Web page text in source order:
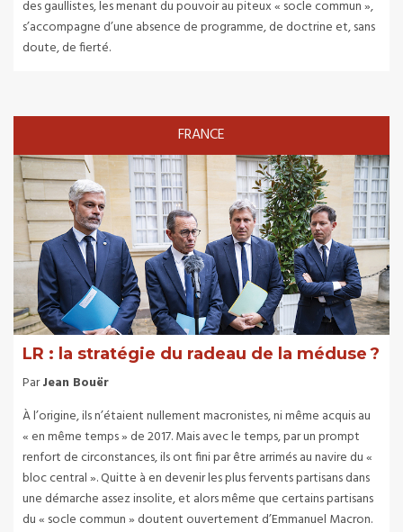
des gaullistes, les menant du pouvoir au piteux « socle commun »,
s’accompagne d’une absence de programme, de doctrine et, sans
doute, de fierté.
FRANCE
LR : la stratégie du radeau de la méduse ?
ParJean Bouër
À l’origine, ils n’étaient nullement macronistes, ni même acquis au
« en même temps » de 2017. Mais avec le temps, par un prompt
renfort de circonstances, ils ont fini par être arrimés au navire du «
bloc central ». Quitte à en devenir les plus fervents partisans dans
une démarche assez insolite, et alors même que certains partisans
du « socle commun » doutent ouvertement d’Emmanuel Macron.